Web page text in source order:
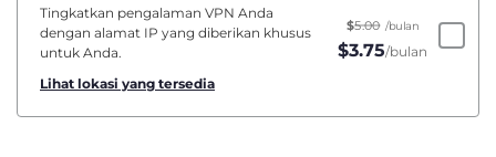
Tingkatkan pengalaman VPN Anda
dengan alamat IP yang diberikan khusus
untuk Anda.
Lihat lokasi yang tersedia
$5.00 /bulan
$3.75/bulan